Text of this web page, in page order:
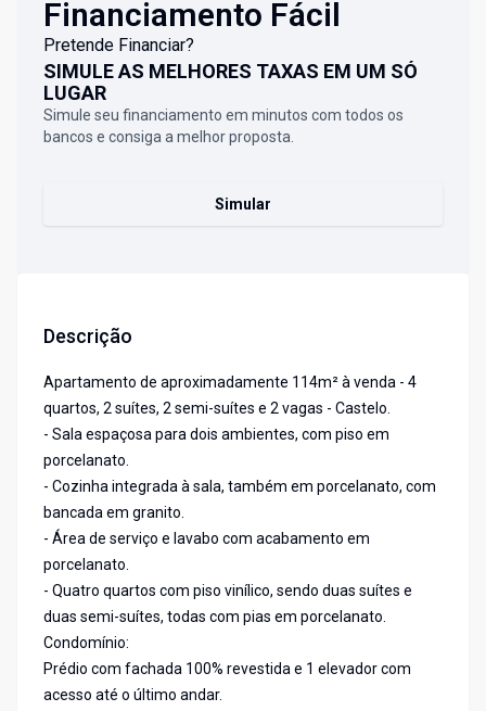
Financiamento Fácil
Pretende Financiar?
SIMULE AS MELHORES TAXAS EM UM SÓ
LUGAR
Simule seu financiamento em minutos com todos os
bancos e consiga a melhor proposta.
Simular
Descrição
Apartamento de aproximadamente 114m² à venda - 4
quartos, 2 suítes, 2 semi-suítes e 2 vagas - Castelo.
- Sala espaçosa para dois ambientes, com piso em
porcelanato.
- Cozinha integrada à sala, também em porcelanato, com
bancada em granito.
- Área de serviço e lavabo com acabamento em
porcelanato.
- Quatro quartos com piso vinílico, sendo duas suítes e
duas semi-suítes, todas com pias em porcelanato.
Condomínio:
Prédio com fachada 100% revestida e 1 elevador com
acesso até o último andar.